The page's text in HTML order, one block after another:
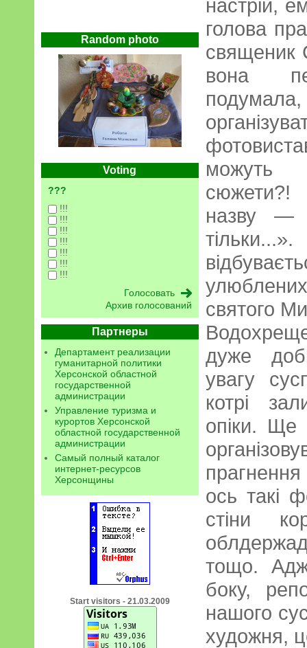
Random photo
Voting
???
!!!
!!!
!!!
!!!
!!!
!!!
!!!
Архив голосований
Партнеры
Департамент реализации
гуманитарной политики
Херсонской областной
государственной
администрации
Управление туризма и
курортов Херсонской
областной государственной
администрации
Самый полный каталог
интернет-ресурсов
Херсонщины
Start visitors - 21.03.2009
настрій,
голова
священик
вона
можуть
сюжети?!
назву —
святого
дуже
увагу
котрі
опіки.
ось такі
стіни
тощо.
боку,
нашого
художня,